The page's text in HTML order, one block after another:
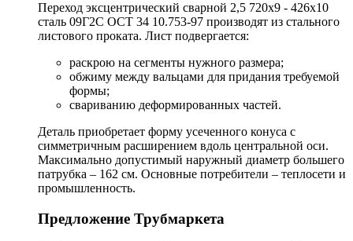
Переход эксцентрический сварной 2,5 720х9 - 426х10
сталь 09Г2С ОСТ 34 10.753-97 производят из стального
листового проката. Лист подвергается:
раскрою на сегменты нужного размера;
обжиму между вальцами для придания требуемой
формы;
свариванию деформированных частей.
Деталь приобретает форму усеченного конуса с
симметричным расширением вдоль центральной оси.
Максимально допустимый наружный диаметр большего
патрубка – 162 см. Основные потребители – теплосети и
промышленность.
Предложение Трубмаркета